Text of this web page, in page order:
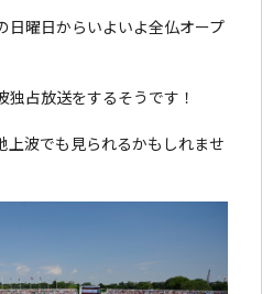
日曜日からいよいよ全仏オープ
占放送をするそうです！
上波でも見られるかもしれませ